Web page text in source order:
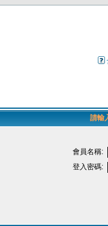
請輸
會員名稱:
登入密碼: